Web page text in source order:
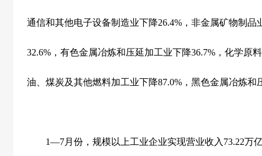
通信和其他电子设备制造业下降26.4% ，非金属矿物制品
32.6% ，有色金属冶炼和压延加工业下降36.7% ，化学原
油、煤炭及其他燃料加工业下降87.0% ，黑色金属冶炼和
1—7月份，规模以上工业企业实现营业收入 73.22万